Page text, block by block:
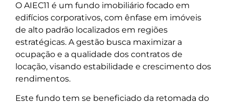
O AIEC11 é um fundo imobiliário focado em
edifícios corporativos, com ênfase em imóveis
de alto padrão localizados em regiões
estratégicas. A gestão busca maximizar a
ocupação e a qualidade dos contratos de
locação, visando estabilidade e crescimento dos
rendimentos.
Este fundo tem se beneficiado da retomada do